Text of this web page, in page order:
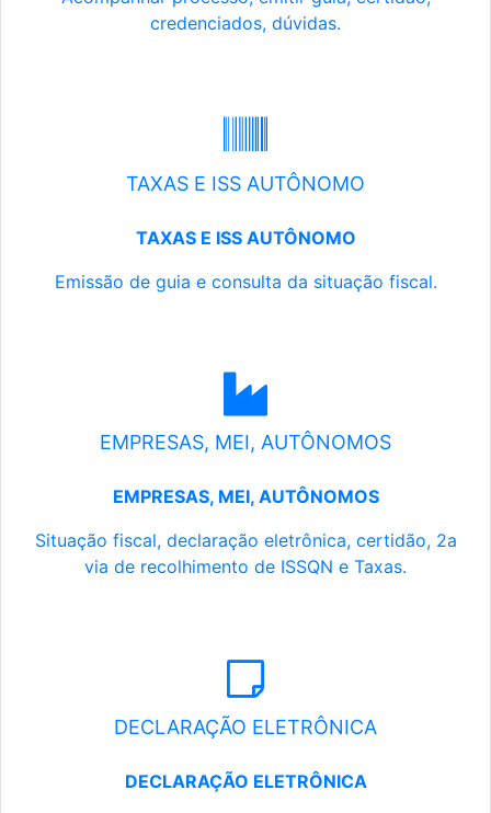
credenciados, dúvidas.
TAXAS E ISS AUTÔNOMO
TAXAS E ISS AUTÔNOMO
Emissão de guia e consulta da situação fiscal.
EMPRESAS, MEI, AUTÔNOMOS
EMPRESAS, MEI, AUTÔNOMOS
Situação fiscal, declaração eletrônica, certidão, 2a
via de recolhimento de ISSQN e Taxas.
DECLARAÇÃO ELETRÔNICA
DECLARAÇÃO ELETRÔNICA